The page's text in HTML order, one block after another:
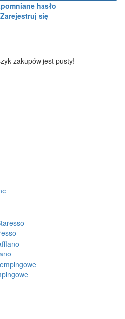
hasło
Zarejestruj się
zakupów jest pusty!